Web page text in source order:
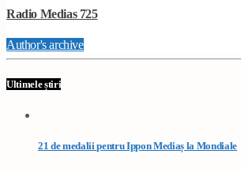
Radio Medias 725
Author's archive
Ultimele știri
21 de medalii pentru Ippon Mediaș la Mondiale